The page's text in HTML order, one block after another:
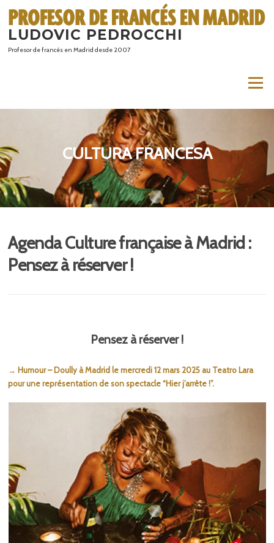
contenido
LUDOVIC PEDROCCHI
Profesor de francés en Madrid desde 2007
Menú
CULTURA FRANCESA
Agenda Culture française à Madrid :
Pensez à réserver !
Pensez à réserver !
→ Humour – Doully à Madrid le mercredi 12 mars 2025 au Teatro Lara
pour une représentation de son spectacle “Hier j’arrête !”.